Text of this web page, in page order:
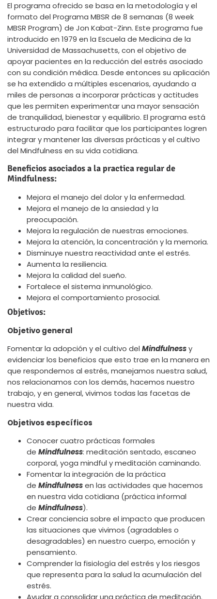
El programa ofrecido se basa en la metodología y el
formato del Programa MBSR de 8 semanas (8 week
MBSR Program) de Jon Kabat-Zinn. Este programa fue
introducido en 1979 en la Escuela de Medicina de la
Universidad de Massachusetts, con el objetivo de
apoyar pacientes en la reducción del estrés asociado
con su condición médica. Desde entonces su aplicación
se ha extendido a múltiples escenarios, ayudando a
miles de personas a incorporar prácticas y actitudes
que les permiten experimentar una mayor sensación
de tranquilidad, bienestar y equilibrio. El programa está
estructurado para facilitar que los participantes logren
integrar y mantener las diversas prácticas y el cultivo
del Mindfulness en su vida cotidiana.
Beneficios asociados a la practica regular de
Mindfulness:
Mejora el manejo del dolor y la enfermedad.
Mejora el manejo de la ansiedad y la
preocupación.
Mejora la regulación de nuestras emociones.
Mejora la atención, la concentración y la memoria.
Disminuye nuestra reactividad ante el estrés.
Aumenta la resiliencia.
Mejora la calidad del sueño.
Fortalece el sistema inmunológico.
Mejora el comportamiento prosocial.
Objetivos:
Objetivo general
Fomentar la adopción y el cultivo del Mindfulnessy
evidenciar los beneficios que esto trae en la manera en
que respondemos al estrés, manejamos nuestra salud,
nos relacionamos con los demás, hacemos nuestro
trabajo, y en general, vivimos todas las facetas de
nuestra vida.
Objetivos específicos
Conocer cuatro prácticas formales
de Mindfulness: meditación sentado, escaneo
corporal, yoga mindful y meditación caminando.
Fomentar la integración de la práctica
de Mindfulnessen las actividades que hacemos
en nuestra vida cotidiana (práctica informal
de Mindfulness).
Crear conciencia sobre el impacto que producen
las situaciones que vivimos (agradables o
desagradables) en nuestro cuerpo, emoción y
pensamiento.
Comprender la fisiología del estrés y los riesgos
que representa para la salud la acumulación del
estrés.
Ayudar a consolidar una práctica de meditación.